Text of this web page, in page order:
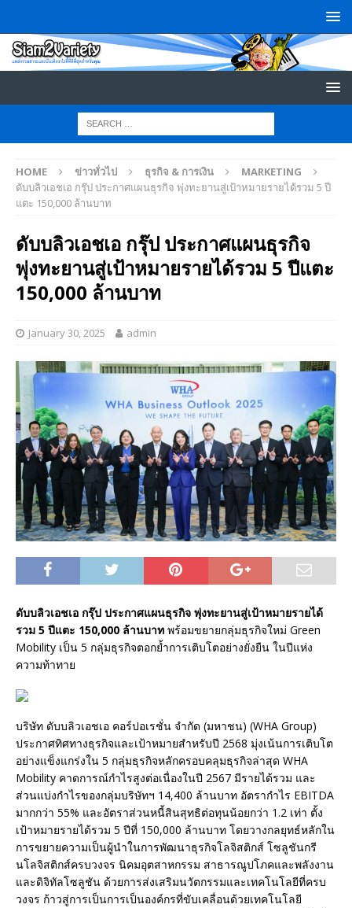
HOME ข่าวทั่วไป ธุรกิจ & การเงิน
MARKETING
ดับบลิวเอชเอ กรุ๊ป ประกาศแผนธุรกิจ พุ่งทะยานสู่เป้าหมายรายได้รวม 5 ปี
แตะ 150,000 ล้านบาท
ดับบลิวเอชเอ กรุ๊ป ประกาศแผนธุรกิจ
พุ่งทะยานสู่เป้าหมายรายได้รวม 5 ปีแตะ
150,000 ล้านบาท
January 30, 2025 admin
ดับบลิวเอชเอ กรุ๊ป ประกาศแผนธุรกิจ พุ่งทะยานสู่เป้าหมายรายได้
รวม 5 ปีแตะ 150,000 ล้านบาท พร้อมขยายกลุ่มธุรกิจใหม่ Green
Mobility เป็น 5 กลุ่มธุรกิจตอกย้ำการเติบโตอย่างยั่งยืน ในปีแห่ง
ความท้าทาย
บริษัท ดับบลิวเอชเอ คอร์ปอเรชั่น จำกัด (มหาชน) (WHA Group)
ประกาศทิศทางธุรกิจและเป้าหมายสำหรับปี 2568 มุ่งเน้นการเติบโต
อย่างแข็งแกร่งใน 5 กลุ่มธุรกิจหลักครอบคลุมธุรกิจล่าสุด WHA
Mobility คาดการณ์กำไรสูงต่อเนื่องในปี 2567 มีรายได้รวม และ
ส่วนแบ่งกำไรของกลุ่มบริษัทฯ 14,400 ล้านบาท อัตรากำไร EBITDA
มากกว่า 55% และอัตราส่วนหนี้สินสุทธิต่อทุนน้อยกว่า 1.2 เท่า ตั้ง
เป้าหมายรายได้รวม 5 ปีที่ 150,000 ล้านบาท โดยวางกลยุทธ์หลักใน
การขยายความเป็นผู้นำในการพัฒนาธุรกิจโลจิสติกส์ โซลูชันกรี
นโลจิสติกส์ครบวงจร นิคมอุตสาหกรรม สาธารณูปโภคและพลังงาน
และดิจิทัลโซลูชัน ด้วยการส่งเสริมนวัตกรรมและเทคโนโลยีที่ครบ
วงจร ก้าวสู่การเป็นการเป็นองค์กรที่ขับเคลื่อนด้วยเทคโนโลยี